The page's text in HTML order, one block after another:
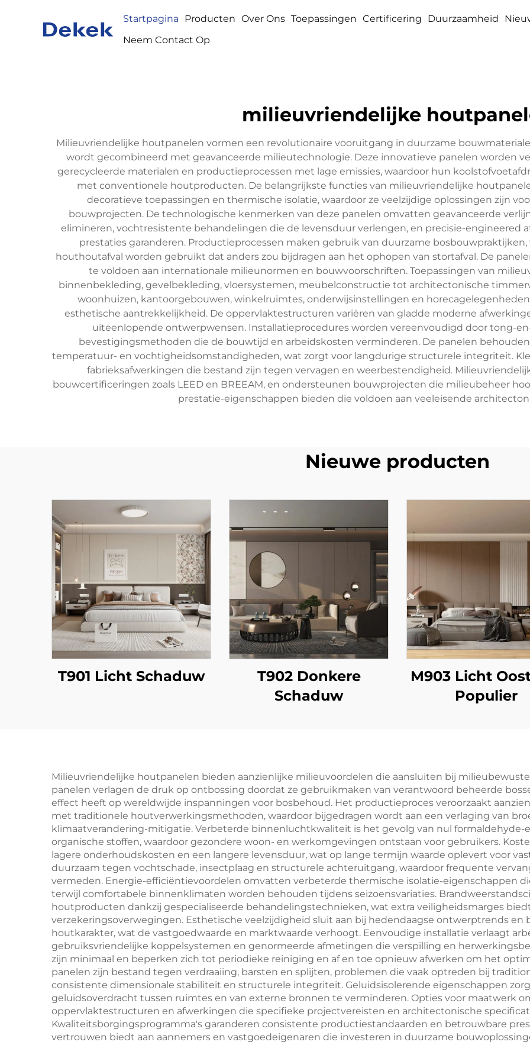
Startpagina Producten Over Ons Toepassingen Certificering Duurzaamheid
Neem Contact Op
milieuvriendelijke
Milieuvriendelijke houtpanelen vormen een revolutionaire vooruitgang in duurzame
wordt gecombineerd met geavanceerde milieutechnologie. Deze innovatieve panelen worden
gerecycleerde materialen en productieprocessen met lage emissies, waardoor hun
met conventionele houtproducten. De belangrijkste functies van milieuvriendelijke
decoratieve toepassingen en thermische isolatie, waardoor ze veelzijdige oplossingen zijn
bouwprojecten. De technologische kenmerken van deze panelen omvatten geavanceerde
elimineren, vochtresistente behandelingen die de levensduur verlengen, en precisie-engineered
prestaties garanderen. Productieprocessen maken gebruik van duurzame
houthoutafval worden gebruikt dat anders zou bijdragen aan het ophopen van stortafval. De
te voldoen aan internationale milieunormen en bouwvoorschriften. Toepassingen van
binnenbekleding, gevelbekleding, vloersystemen, meubelconstructie tot architectonische
woonhuizen, kantoorgebouwen, winkelruimtes, onderwijsinstellingen en
esthetische aantrekkelijkheid. De oppervlaktestructuren variëren van gladde moderne
uiteenlopende ontwerpwensen. Installatieprocedures worden vereenvoudigd door tong-
bevestigingsmethoden die de bouwtijd en arbeidskosten verminderen. De panelen
temperatuur- en vochtigheidsomstandigheden, wat zorgt voor langdurige structurele integriteit.
fabrieksafwerkingen die bestand zijn tegen vervagen en weerbestendigheid.
bouwcertificeringen zoals LEED en BREEAM, en ondersteunen bouwprojecten die milieubeheer
prestatie-eigenschappen bieden die voldoen aan veeleisende
Nieuwe producten
T901 Licht Schaduw
T902 Donkere
Schaduw
M903 Licht
Populier
Milieuvriendelijke houtpanelen bieden aanzienlijke milieuvoordelen die aansluiten bij
panelen verlagen de druk op ontbossing doordat ze gebruikmaken van verantwoord beheerde
effect heeft op wereldwijde inspanningen voor bosbehoud. Het productieproces veroorzaakt
met traditionele houtverwerkingsmethoden, waardoor bijgedragen wordt aan een verlaging van
klimaatverandering-mitigatie. Verbeterde binnenluchtkwaliteit is het gevolg van nul formaldehyde-
organische stoffen, waardoor gezondere woon- en werkomgevingen ontstaan voor gebruikers.
lagere onderhoudskosten en een langere levensduur, wat op lange termijn waarde oplevert voor
duurzaam tegen vochtschade, insectplaag en structurele achteruitgang, waardoor frequente
vermeden. Energie-efficiëntievoordelen omvatten verbeterde thermische isolatie-eigenschappen
terwijl comfortabele binnenklimaten worden behouden tijdens seizoensvariaties.
houtproducten dankzij gespecialiseerde behandelingstechnieken, wat extra veiligheidsmarges
verzekeringsoverwegingen. Esthetische veelzijdigheid sluit aan bij hedendaagse ontwerptrends
houtkarakter, wat de vastgoedwaarde en marktwaarde verhoogt. Eenvoudige installatie verlaagt
gebruiksvriendelijke koppelsystemen en genormeerde afmetingen die verspilling en
zijn minimaal en beperken zich tot periodieke reiniging en af en toe opnieuw afwerken om het
panelen zijn bestand tegen verdraaiing, barsten en splijten, problemen die vaak optreden bij
consistente dimensionale stabiliteit en structurele integriteit. Geluidsisolerende eigenschappen
geluidsoverdracht tussen ruimtes en van externe bronnen te verminderen. Opties voor maatwerk
oppervlaktestructuren en afwerkingen die specifieke projectvereisten en architectonische
Kwaliteitsborgingsprogramma's garanderen consistente productiestandaarden en betrouwbare
vertrouwen biedt aan aannemers en vastgoedeigenaren die investeren in duurzame